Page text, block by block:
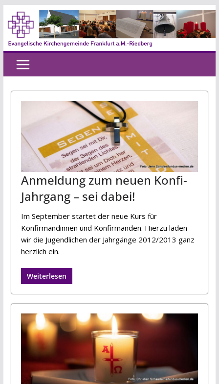
Zum
Inhalt
springen
Anmeldung zum neuen Konfi-
Jahrgang – sei dabei!
Im September startet der neue Kurs für
Konfirmandinnen und Konfirmanden. Hierzu laden
wir die Jugendlichen der Jahrgänge 2012/2013 ganz
herzlich ein.
Weiterlesen